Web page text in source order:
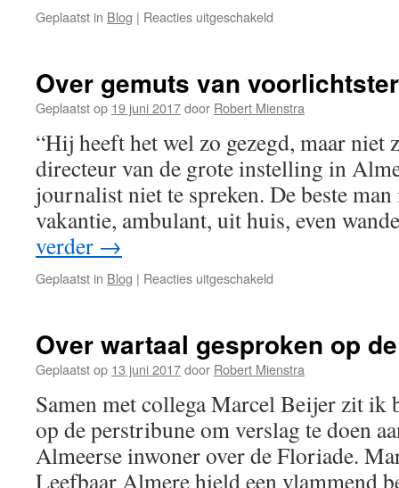
Geplaatst in Blog | Reacties uitgeschakeld
een
interview”
Over gemuts van
Geplaatst op 19 juni 2017door Robert Mienstra
“Hij heeft het wel zo gezegd, maar niet
directeur van de grote instelling in
journalist niet te spreken. De beste
vakantie, ambulant, uit huis, even
verder →
Geplaatst in Blog | Reacties uitgeschakeld
voorlichtsters
Over wartaal gesproken op
Geplaatst op 13 juni 2017door Robert Mienstra
Samen met collega Marcel Beijer zit
op de perstribune om verslag te doen
Almeerse inwoner over de Floriade.
Leefbaar Almere hield een vlammend